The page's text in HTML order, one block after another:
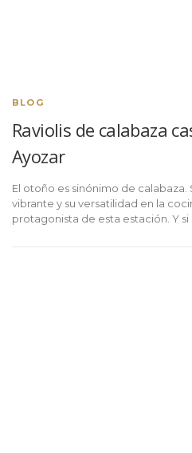
BLOG
Raviolis de calabaza
Ayozar
El otoño es sinónimo de calabaza.
vibrante y su versatilidad en la
protagonista de esta estación. Y si